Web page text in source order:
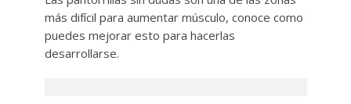
más difícil para aumentar músculo, conoce como
puedes mejorar esto para hacerlas
desarrollarse.